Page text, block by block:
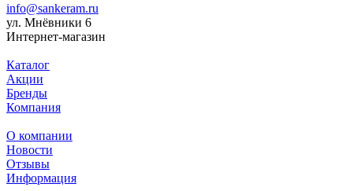
info@sankeram.ru
ул. Мнёвники 6
Интернет-магазин
Каталог
Акции
Бренды
Компания
О компании
Новости
Отзывы
Информация